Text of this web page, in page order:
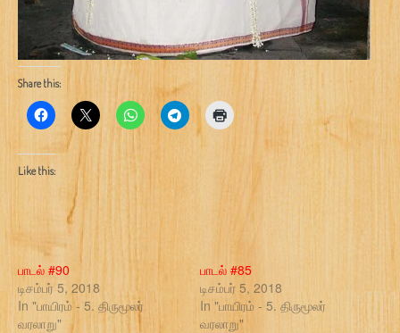
Share this:
Like this:
பாடல் #90
டிசம்பர் 5, 2018
In "பாயிரம் - 5. திருமூலர்
வரலாறு"
பாடல் #85
டிசம்பர் 5, 2018
In "பாயிரம் - 5. திருமூலர்
வரலாறு"